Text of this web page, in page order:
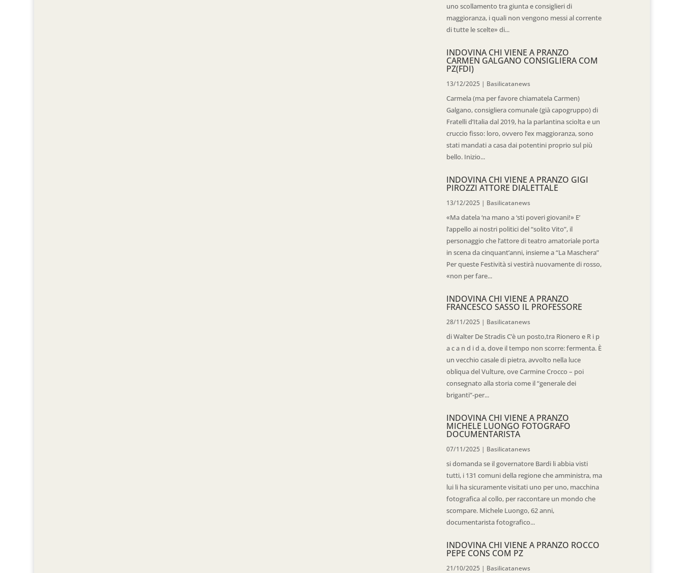
uno scollamento tra giunta e consiglieri di
maggioranza, i quali non vengono messi al corrente
di tutte le scelte» di...
INDOVINA CHI VIENE A PRANZO
CARMEN GALGANO CONSIGLIERA COM
PZ(FDI)
13/12/2025 | Basilicatanews
Carmela (ma per favore chiamatela Carmen)
Galgano, consigliera comunale (già capogruppo) di
Fratelli d’Italia dal 2019, ha la parlantina sciolta e un
cruccio fisso: loro, ovvero l’ex maggioranza, sono
stati mandati a casa dai potentini proprio sul più
bello. Inizio...
INDOVINA CHI VIENE A PRANZO GIGI
PIROZZI ATTORE DIALETTALE
13/12/2025 | Basilicatanews
«Ma datela ‘na mano a ‘sti poveri giovani!» E’
l’appello ai nostri politici del “solito Vito”, il
personaggio che l’attore di teatro amatoriale porta
in scena da cinquant’anni, insieme a “La Maschera”
Per queste Festività si vestirà nuovamente di rosso,
«non per fare...
INDOVINA CHI VIENE A PRANZO
FRANCESCO SASSO IL PROFESSORE
28/11/2025 | Basilicatanews
di Walter De Stradis C’è un posto,tra Rionero e R i p
a c a n d i d a, dove il tempo non scorre: fermenta. È
un vecchio casale di pietra, avvolto nella luce
obliqua del Vulture, ove Carmine Crocco – poi
consegnato alla storia come il “generale dei
briganti”-per...
INDOVINA CHI VIENE A PRANZO
MICHELE LUONGO FOTOGRAFO
DOCUMENTARISTA
07/11/2025 | Basilicatanews
si domanda se il governatore Bardi li abbia visti
tutti, i 131 comuni della regione che amministra, ma
lui li ha sicuramente visitati uno per uno, macchina
fotografica al collo, per raccontare un mondo che
scompare. Michele Luongo, 62 anni,
documentarista fotografico...
INDOVINA CHI VIENE A PRANZO ROCCO
PEPE CONS COM PZ
21/10/2025 | Basilicatanews